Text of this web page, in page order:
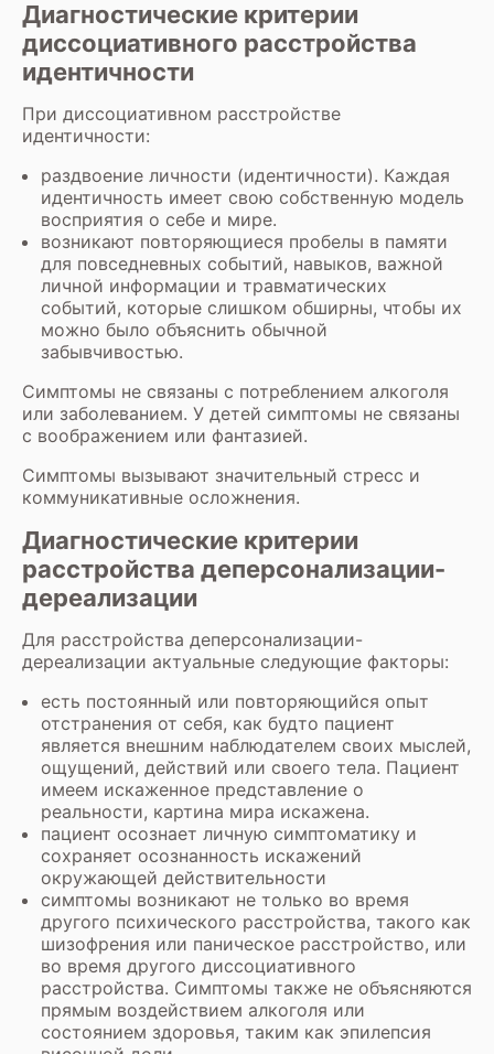
Диагностические критерии
диссоциативного расстройства
идентичности
При диссоциативном расстройстве
идентичности:
раздвоение личности (идентичности). Каждая
идентичность имеет свою собственную модель
восприятия о себе и мире.
возникают повторяющиеся пробелы в памяти
для повседневных событий, навыков, важной
личной информации и травматических
событий, которые слишком обширны, чтобы их
можно было объяснить обычной
забывчивостью.
Симптомы не связаны с потреблением алкоголя
или заболеванием. У детей симптомы не связаны
с воображением или фантазией.
Симптомы вызывают значительный стресс и
коммуникативные осложнения.
Диагностические критерии
расстройства деперсонализации-
дереализации
Для расстройства деперсонализации-
дереализации актуальные следующие факторы:
есть постоянный или повторяющийся опыт
отстранения от себя, как будто пациент
является внешним наблюдателем своих мыслей,
ощущений, действий или своего тела. Пациент
имеем искаженное представление о
реальности, картина мира искажена.
пациент осознает личную симптоматику и
сохраняет осознанность искажений
окружающей действительности
симптомы возникают не только во время
другого психического расстройства, такого как
шизофрения или паническое расстройство, или
во время другого диссоциативного
расстройства. Симптомы также не объясняются
прямым воздействием алкоголя или
состоянием здоровья, таким как эпилепсия